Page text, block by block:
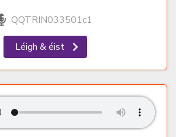
QQTRIN033501c1
Léigh & éist